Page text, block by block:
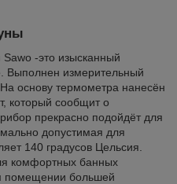
-это изысканный
Выполнен измерительный
основу термометра нанесён
который сообщит о
прекрасно подойдёт для
допустимая для
140 градусов Цельсия.
комфортных банных
помещении большей